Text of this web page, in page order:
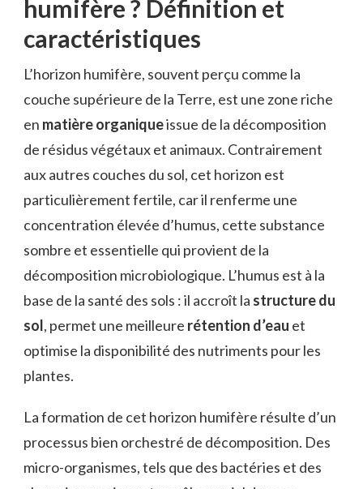
humifère ? Définition et
caractéristiques
L’horizon humifère, souvent perçu comme la
couche supérieure de la Terre, est une zone riche
en matière organiqueissue de la décomposition
de résidus végétaux et animaux. Contrairement
aux autres couches du sol, cet horizon est
particulièrement fertile, car il renferme une
concentration élevée d’humus, cette substance
sombre et essentielle qui provient de la
décomposition microbiologique. L’humus est à la
base de la santé des sols : il accroît la structure du
sol, permet une meilleure rétention d’eau et
optimise la disponibilité des nutriments pour les
plantes.
La formation de cet horizon humifère résulte d’un
processus bien orchestré de décomposition. Des
micro-organismes, tels que des bactéries et des